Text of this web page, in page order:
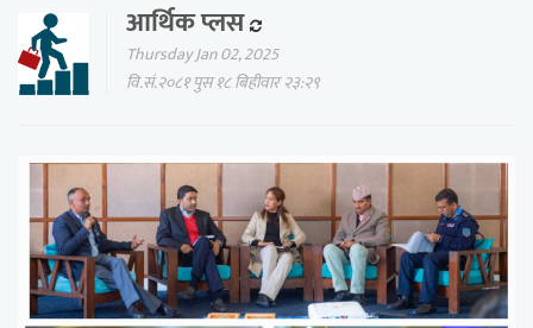
आर्थिक प्लस
Thursday Jan 02, 2025
वि.सं.२०८१ पुस १८ बिहीवार २३:२९